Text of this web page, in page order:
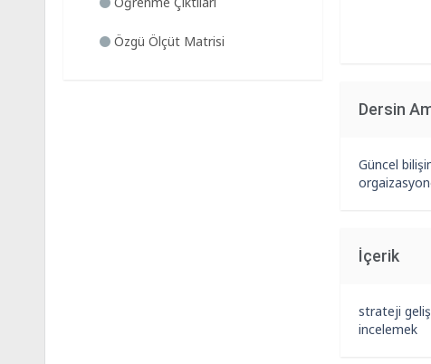
Özgü Ölçüt Matrisi
Dersin
Güncel
İçerik
strateji
incelemek